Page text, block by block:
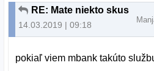
14.03.2019 | 09:18
pokiaľ viem mbank takúto